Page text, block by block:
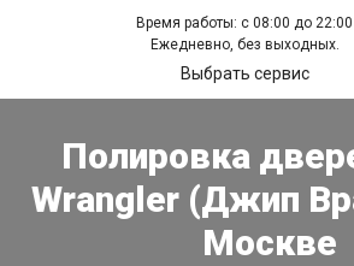
Время работы: с 08:00 до 22:00
Ежедневно, без выходных.
Выбрать сервис
Полировка
Wrangler (Джип
Москве